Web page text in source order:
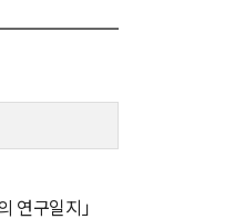
연구일지」